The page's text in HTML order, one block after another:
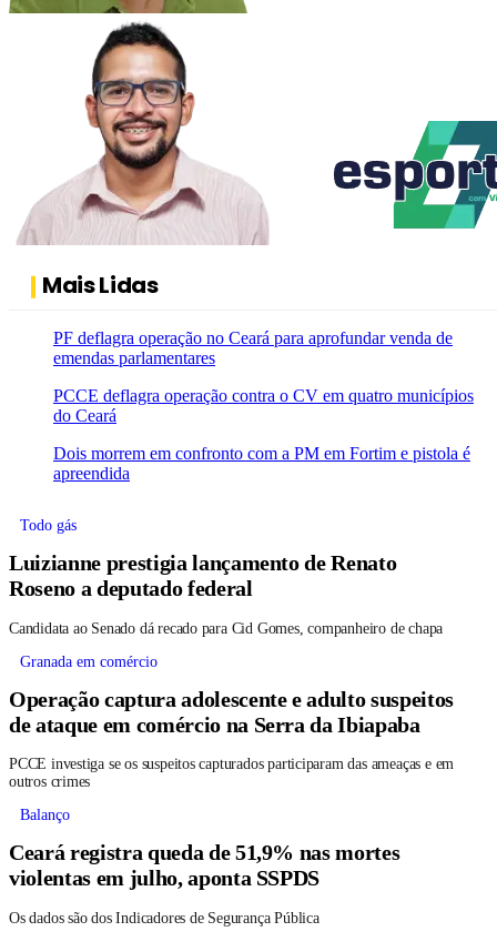
Mais Lidas
PF deflagra operação no Ceará para aprofundar venda de
emendas parlamentares
PCCE deflagra operação contra o CV em quatro municípios
do Ceará
Dois morrem em confronto com a PM em Fortim e pistola é
apreendida
Todo gás
Luizianne prestigia lançamento de Renato
Roseno a deputado federal
Candidata ao Senado dá recado para Cid Gomes, companheiro de chapa
Granada em comércio
Operação captura adolescente e adulto suspeitos
de ataque em comércio na Serra da Ibiapaba
PCCE investiga se os suspeitos capturados participaram das ameaças e em
outros crimes
Balanço
Ceará registra queda de 51,9% nas mortes
violentas em julho, aponta SSPDS
Os dados são dos Indicadores de Segurança Pública